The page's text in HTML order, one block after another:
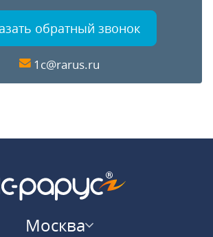
обратный звонок
1c@rarus.ru
Москва